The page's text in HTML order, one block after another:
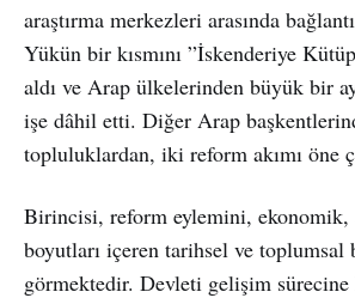
araştırma merkezleri arasında
Yükün bir kısmını ”İskenderiye
aldı ve Arap ülkelerinden büyük bir
işe dâhil etti. Diğer Arap
topluluklardan, iki reform akımı öne
Birincisi, reform eylemini, ekonomik,
boyutları içeren tarihsel ve toplumsal
görmektedir. Devleti gelişim sürecine